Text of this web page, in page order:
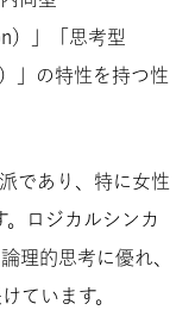
）」「思考型
」の特性を持つ性
であり、特に女性
ロジカルシンカ
理的思考に優れ、
ています。